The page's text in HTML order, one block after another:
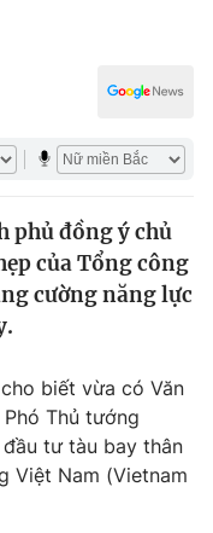
phủ đồng ý chủ
của Tổng công
cường năng lực
biết vừa có Văn
Thủ tướng
tư tàu bay thân
Việt Nam (Vietnam